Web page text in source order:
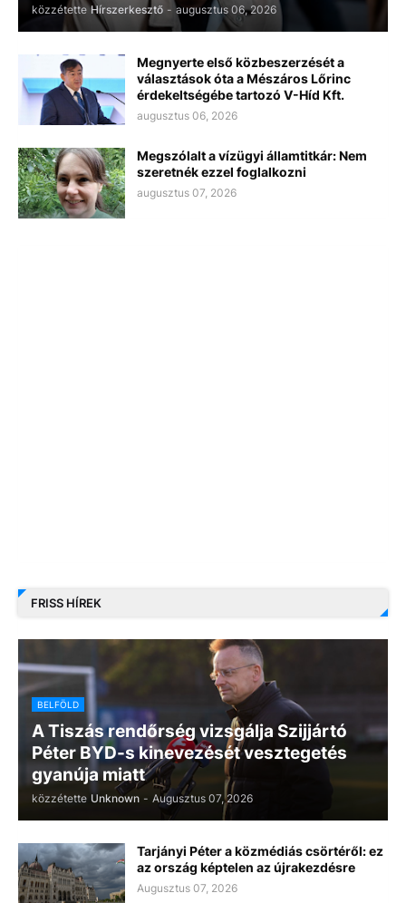
közzétette Hírszerkesztő - augusztus 06, 2026
Megnyerte első közbeszerzését a
választások óta a Mészáros Lőrinc
érdekeltségébe tartozó V-Híd Kft.
augusztus 06, 2026
Megszólalt a vízügyi államtitkár: Nem
szeretnék ezzel foglalkozni
augusztus 07, 2026
FRISS HÍREK
BELFÖLD
A Tiszás rendőrség vizsgálja Szijjártó
Péter BYD-s kinevezését vesztegetés
gyanúja miatt
közzétette Unknown - Augusztus 07, 2026
Tarjányi Péter a közmédiás csörtéről: ez
az ország képtelen az újrakezdésre
Augusztus 07, 2026